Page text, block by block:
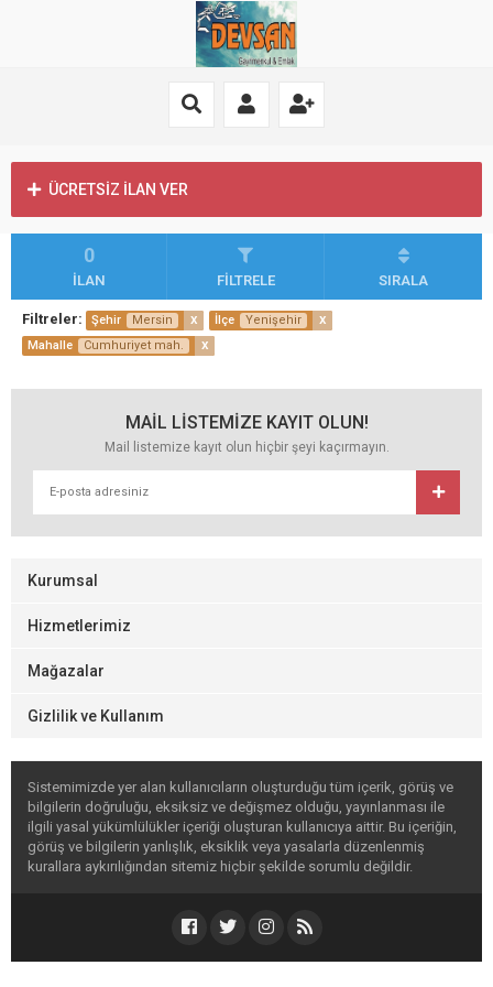
ÜCRETSİZ İLAN VER
0
İLAN FİLTRELE SIRALA
Filtreler: Şehir Mersin x İlçe Yenişehir x
Mahalle Cumhuriyet mah. x
MAİL LİSTEMİZE KAYIT OLUN!
Mail listemize kayıt olun hiçbir şeyi kaçırmayın.
Kurumsal
Hizmetlerimiz
Mağazalar
Gizlilik ve Kullanım
Sistemimizde yer alan kullanıcıların oluşturduğu tüm içerik, görüş ve
bilgilerin doğruluğu, eksiksiz ve değişmez olduğu, yayınlanması ile
ilgili yasal yükümlülükler içeriği oluşturan kullanıcıya aittir. Bu içeriğin,
görüş ve bilgilerin yanlışlık, eksiklik veya yasalarla düzenlenmiş
kurallara aykırılığından sitemiz hiçbir şekilde sorumlu değildir.